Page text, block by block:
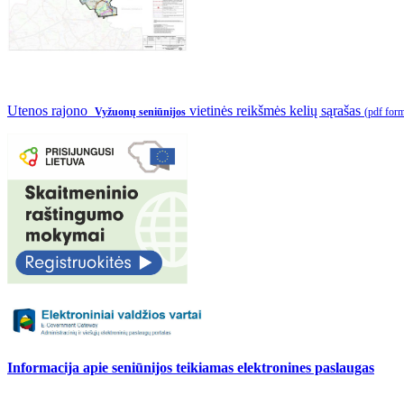
Utenos rajono Vyžuonų seniūnijos vietinės reikšmės kelių sąrašas (pdf
Informacija apie seniūnijos teikiamas elektronines paslaugas